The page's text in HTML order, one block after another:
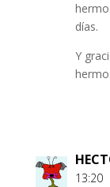
días.
Y
13:20